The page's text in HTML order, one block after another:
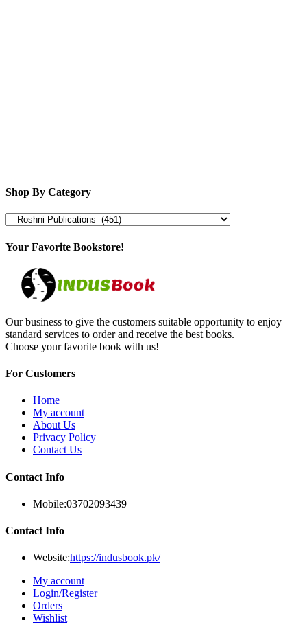
Shop By Category
Your Favorite Bookstore!
Our business to give the customers suitable opportunity to enjoy
standard services to order and receive the best books.
Choose your favorite book with us!
For Customers
Home
My account
About Us
Privacy Policy
Contact Us
Contact Info
Mobile:03702093439
Contact Info
Website:https://indusbook.pk/
My account
Login/Register
Orders
Wishlist